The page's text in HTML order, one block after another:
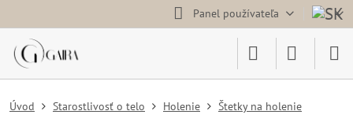
Panel používateľa
Úvod Starostlivosť o telo Holenie Štetky na holenie